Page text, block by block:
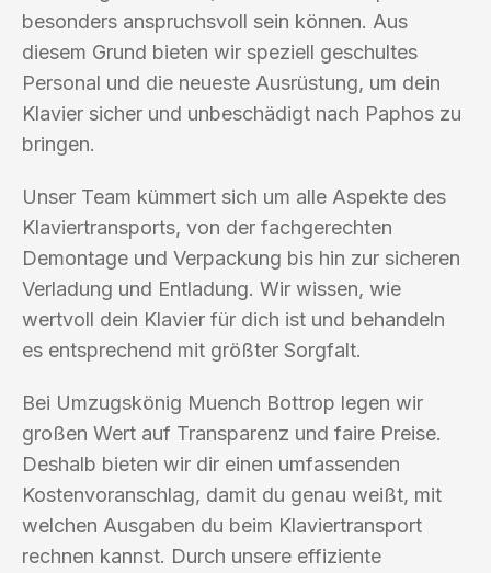
besonders anspruchsvoll sein können. Aus
diesem Grund bieten wir speziell geschultes
Personal und die neueste Ausrüstung, um dein
Klavier sicher und unbeschädigt nach Paphos zu
bringen.
Unser Team kümmert sich um alle Aspekte des
Klaviertransports, von der fachgerechten
Demontage und Verpackung bis hin zur sicheren
Verladung und Entladung. Wir wissen, wie
wertvoll dein Klavier für dich ist und behandeln
es entsprechend mit größter Sorgfalt.
Bei Umzugskönig Muench Bottrop legen wir
großen Wert auf Transparenz und faire Preise.
Deshalb bieten wir dir einen umfassenden
Kostenvoranschlag, damit du genau weißt, mit
welchen Ausgaben du beim Klaviertransport
rechnen kannst. Durch unsere effiziente